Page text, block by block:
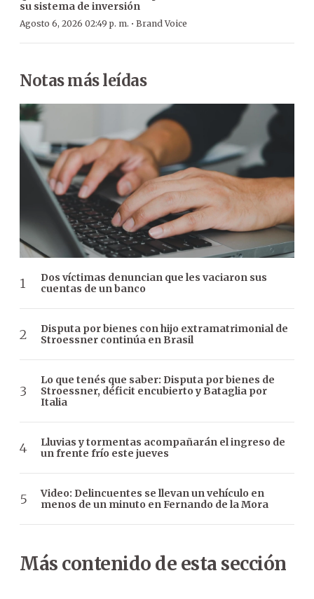
su sistema de inversión
Agosto 6, 2026 02:49 p. m. · Brand Voice
Notas más leídas
Dos víctimas denuncian que les vaciaron sus
cuentas de un banco
Disputa por bienes con hijo extramatrimonial de
Stroessner continúa en Brasil
Lo que tenés que saber: Disputa por bienes de
Stroessner, déficit encubierto y Bataglia por
Italia
Lluvias y tormentas acompañarán el ingreso de
un frente frío este jueves
Video: Delincuentes se llevan un vehículo en
menos de un minuto en Fernando de la Mora
Más contenido de esta sección